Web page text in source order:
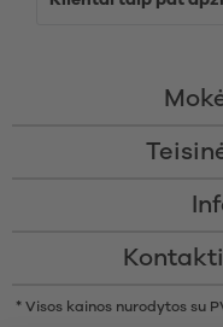
* Visos kainos nurodytos su